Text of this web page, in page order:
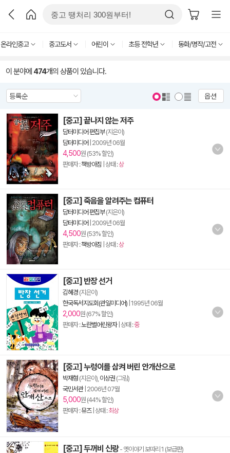
온라인중고 중고도서 어린이 초등 전학년 동화/명작/고전
이 분야에 474개의 상품이 있습니다.
옵션
[중고] 끝나지 않는 저주
담터미디어 편집부(지은이)
담터미디어 2009년 06월
4,500원 (53% 할인)
판매자 :책방아짐 | 상태 :상
[중고] 죽음을 알려주는 컴퓨터
담터미디어 편집부(지은이)
담터미디어 2009년 06월
4,500원 (53% 할인)
판매자 :책방아짐 | 상태 :상
[중고] 반장 선거
김혜경 (지은이)
한국독서지도회(관일미디어) 1995년 06월
2,000원 (67% 할인)
판매자 :노란별어린왕자| 상태 :중
[중고] 누렁이를 삼켜 버린 안개산으로
박재형 (지은이), 이상권 (그림)
국민서관| 2006년 07월
5,000원 (44% 할인)
판매자 :뮤즈| 상태 :최상
[중고] 두꺼비 신랑- 옛이야기 보따리 1 (보급판)